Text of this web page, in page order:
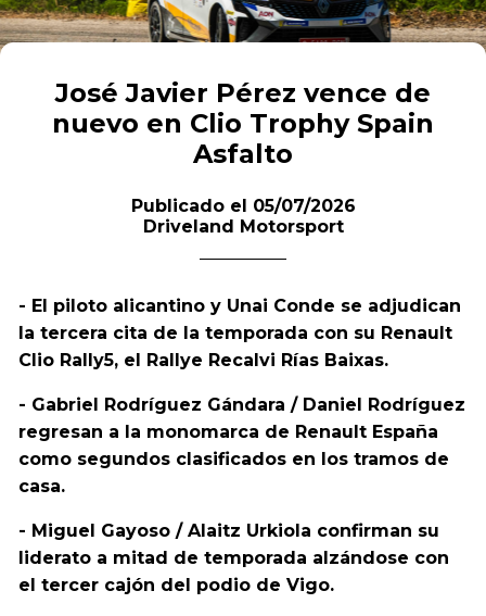
José Javier Pérez vence de
nuevo en Clio Trophy Spain
Asfalto
Publicado el 05/07/2026
Driveland Motorsport
- El piloto alicantino y Unai Conde se adjudican
la tercera cita de la temporada con su Renault
Clio Rally5, el Rallye Recalvi Rías Baixas.
- Gabriel Rodríguez Gándara / Daniel Rodríguez
regresan a la monomarca de Renault España
como segundos clasificados en los tramos de
casa.
- Miguel Gayoso / Alaitz Urkiola confirman su
liderato a mitad de temporada alzándose con
el tercer cajón del podio de Vigo.